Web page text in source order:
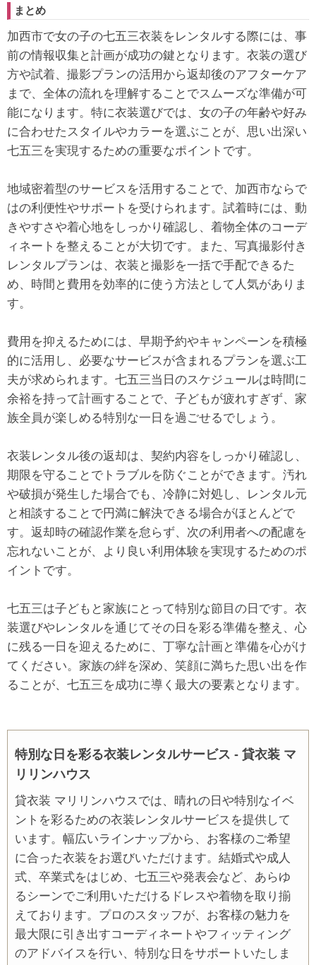
まとめ
加西市で女の子の七五三衣装をレンタルする際には、事
前の情報収集と計画が成功の鍵となります。衣装の選び
方や試着、撮影プランの活用から返却後のアフターケア
まで、全体の流れを理解することでスムーズな準備が可
能になります。特に衣装選びでは、女の子の年齢や好み
に合わせたスタイルやカラーを選ぶことが、思い出深い
七五三を実現するための重要なポイントです。
地域密着型のサービスを活用することで、加西市ならで
はの利便性やサポートを受けられます。試着時には、動
きやすさや着心地をしっかり確認し、着物全体のコーデ
ィネートを整えることが大切です。また、写真撮影付き
レンタルプランは、衣装と撮影を一括で手配できるた
め、時間と費用を効率的に使う方法として人気がありま
す。
費用を抑えるためには、早期予約やキャンペーンを積極
的に活用し、必要なサービスが含まれるプランを選ぶ工
夫が求められます。七五三当日のスケジュールは時間に
余裕を持って計画することで、子どもが疲れすぎず、家
族全員が楽しめる特別な一日を過ごせるでしょう。
衣装レンタル後の返却は、契約内容をしっかり確認し、
期限を守ることでトラブルを防ぐことができます。汚れ
や破損が発生した場合でも、冷静に対処し、レンタル元
と相談することで円満に解決できる場合がほとんどで
す。返却時の確認作業を怠らず、次の利用者への配慮を
忘れないことが、より良い利用体験を実現するためのポ
イントです。
七五三は子どもと家族にとって特別な節目の日です。衣
装選びやレンタルを通じてその日を彩る準備を整え、心
に残る一日を迎えるために、丁寧な計画と準備を心がけ
てください。家族の絆を深め、笑顔に満ちた思い出を作
ることが、七五三を成功に導く最大の要素となります。
特別な日を彩る衣装レンタルサービス - 貸衣装 マ
リリンハウス
貸衣装 マリリンハウスでは、晴れの日や特別なイベ
ントを彩るための衣装レンタルサービスを提供して
います。幅広いラインナップから、お客様のご希望
に合った衣装をお選びいただけます。結婚式や成人
式、卒業式をはじめ、七五三や発表会など、あらゆ
るシーンでご利用いただけるドレスや着物を取り揃
えております。プロのスタッフが、お客様の魅力を
最大限に引き出すコーディネートやフィッティング
のアドバイスを行い、特別な日をサポートいたしま